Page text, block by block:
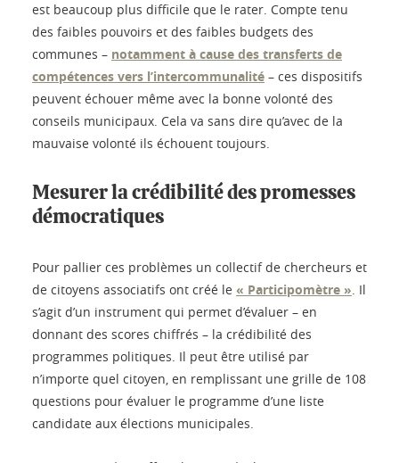
est beaucoup plus difficile que le rater. Compte tenu
des faibles pouvoirs et des faibles budgets des
communes – notamment à cause des transferts de
compétences vers l’intercommunalité – ces dispositifs
peuvent échouer même avec la bonne volonté des
conseils municipaux. Cela va sans dire qu’avec de la
mauvaise volonté ils échouent toujours.
Mesurer la crédibilité des promesses
démocratiques
Pour pallier ces problèmes un collectif de chercheurs et
de citoyens associatifs ont créé le « Participomètre ». Il
s’agit d’un instrument qui permet d’évaluer – en
donnant des scores chiffrés – la crédibilité des
programmes politiques. Il peut être utilisé par
n’importe quel citoyen, en remplissant une grille de 108
questions pour évaluer le programme d’une liste
candidate aux élections municipales.